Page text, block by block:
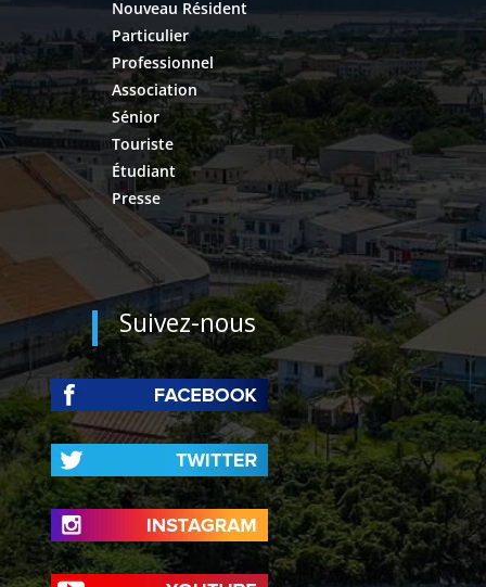
Nouveau Résident
Particulier
Professionnel
Association
Sénior
Touriste
Étudiant
Presse
Suivez-nous